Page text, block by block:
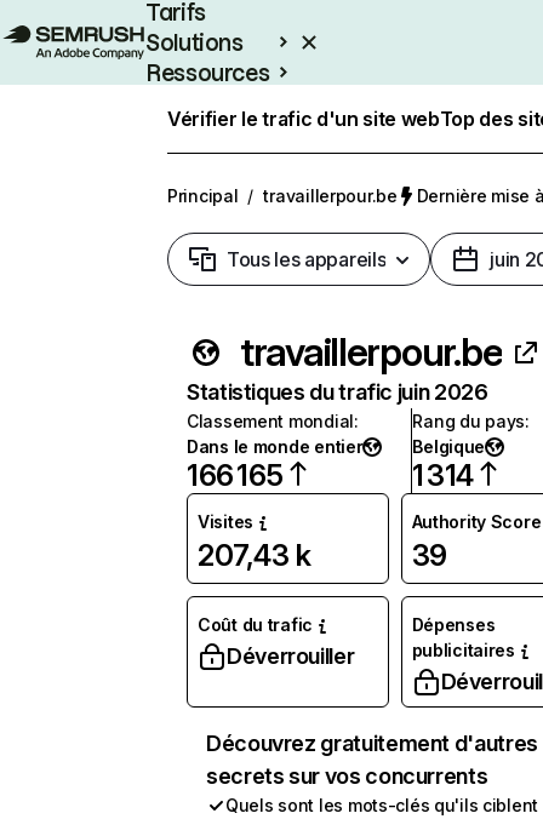
Tarifs
Solutions
Ressources
Vérifier le trafic d'un site webTop des
Principal / travaillerpour.be Dernière mise
Tous les appareils juin
travaillerpour.be
Statistiques du trafic juin 2026
Classement mondial:
Dans le monde entier
166 165
Rang du pays:
Belgique
1 314
Visites
207,43 k
Authority Score
39
Coût du trafic
Déverrouiller
Dépenses
publicitaires
Découvrez gratuitement d'autres
secrets sur vos concurrents
Quels sont les mots-clés qu'ils ciblent